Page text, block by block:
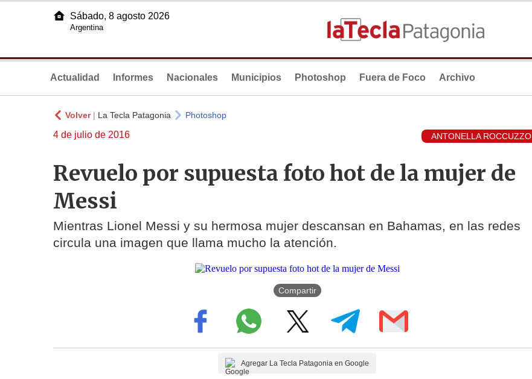
Sábado, 8 agosto 2026
Argentina
Actualidad Informes Nacionales Municipios Photoshop Fuera de Foco Archivo
Volver| La Tecla Patagonia Photoshop
4 de julio de 2016 ANTONELLA ROCCUZZO
Revuelo por supuesta foto hot de la mujer de
Messi
Mientras Lionel Messi y su hermosa mujer descansan en Bahamas, en las redes
circula una imagen que llama mucho la atención.
Compartir
Agregar La Tecla Patagonia en Google